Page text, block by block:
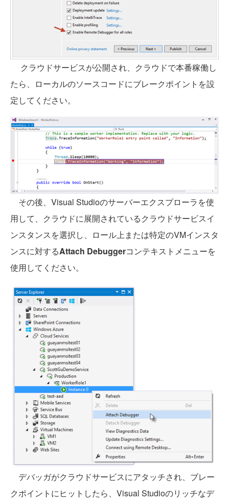
クラウドサービスが公開され、クラウドで本番稼働し
たら、ローカルのソースコードにブレークポイントを設
定してください。
その後、Visual Studioのサーバーエクスプローラを使
用して、クラウドに展開されているクラウドサービスイ
ンスタンスを選択し、ロール上または特定のVMインスタ
ンスに対するAttach Debuggerコンテキストメニューを
使用してください。
デバッガがクラウドサービスにアタッチされ、ブレー
クポイントにヒットしたら、Visual Studioのリッチなデ